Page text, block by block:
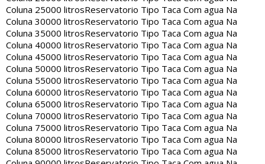
Coluna 25000 litrosReservatorio Tipo Taca Com agua Na
Coluna 30000 litrosReservatorio Tipo Taca Com agua Na
Coluna 35000 litrosReservatorio Tipo Taca Com agua Na
Coluna 40000 litrosReservatorio Tipo Taca Com agua Na
Coluna 45000 litrosReservatorio Tipo Taca Com agua Na
Coluna 50000 litrosReservatorio Tipo Taca Com agua Na
Coluna 55000 litrosReservatorio Tipo Taca Com agua Na
Coluna 60000 litrosReservatorio Tipo Taca Com agua Na
Coluna 65000 litrosReservatorio Tipo Taca Com agua Na
Coluna 70000 litrosReservatorio Tipo Taca Com agua Na
Coluna 75000 litrosReservatorio Tipo Taca Com agua Na
Coluna 80000 litrosReservatorio Tipo Taca Com agua Na
Coluna 85000 litrosReservatorio Tipo Taca Com agua Na